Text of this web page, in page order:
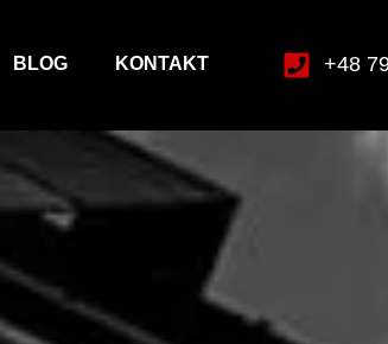
BLOG KONTAKT +48